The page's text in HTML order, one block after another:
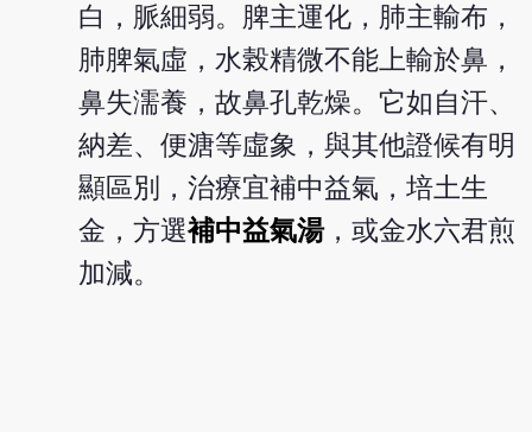
白，脈細弱。脾主運化，肺主輸布，
肺脾氣虛，水榖精微不能上輸於鼻，
鼻失濡養，故鼻孔乾燥。它如自汗、
納差、便溏等虛象，與其他證候有明
顯區別，治療宜補中益氣，培土生
金，方選補中益氣湯，或金水六君煎
加減。